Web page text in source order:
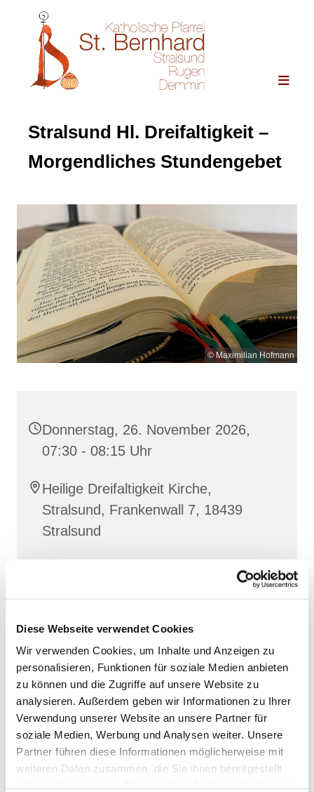
Diese Webseite verwendet Cookies
Wir verwenden Cookies, um Inhalte und Anzeigen zu
personalisieren, Funktionen für soziale Medien anbieten
zu können und die Zugriffe auf unsere Website zu
analysieren. Außerdem geben wir Informationen zu Ihrer
Verwendung unserer Website an unsere Partner für
soziale Medien, Werbung und Analysen weiter. Unsere
Partner führen diese Informationen möglicherweise mit
weiteren Daten zusammen, die Sie ihnen bereitgestellt
Stralsund Hl. Dreifaltigkeit –
Morgendliches Stundengebet
© Maximilian Hofmann
Donnerstag, 26. November 2026,
07:30 - 08:15 Uhr
Heilige Dreifaltigkeit Kirche,
Stralsund, Frankenwall 7, 18439
Stralsund
Lesehore
und die Laudes
. Dazu hören wir das
stiller Meditation.
ZumMitbetenempfehlen wirstundengebet.de
das auch als kostenloseAndroid- undiOS-App
zur Verfügung steht.